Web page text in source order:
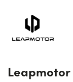
Leapmotor